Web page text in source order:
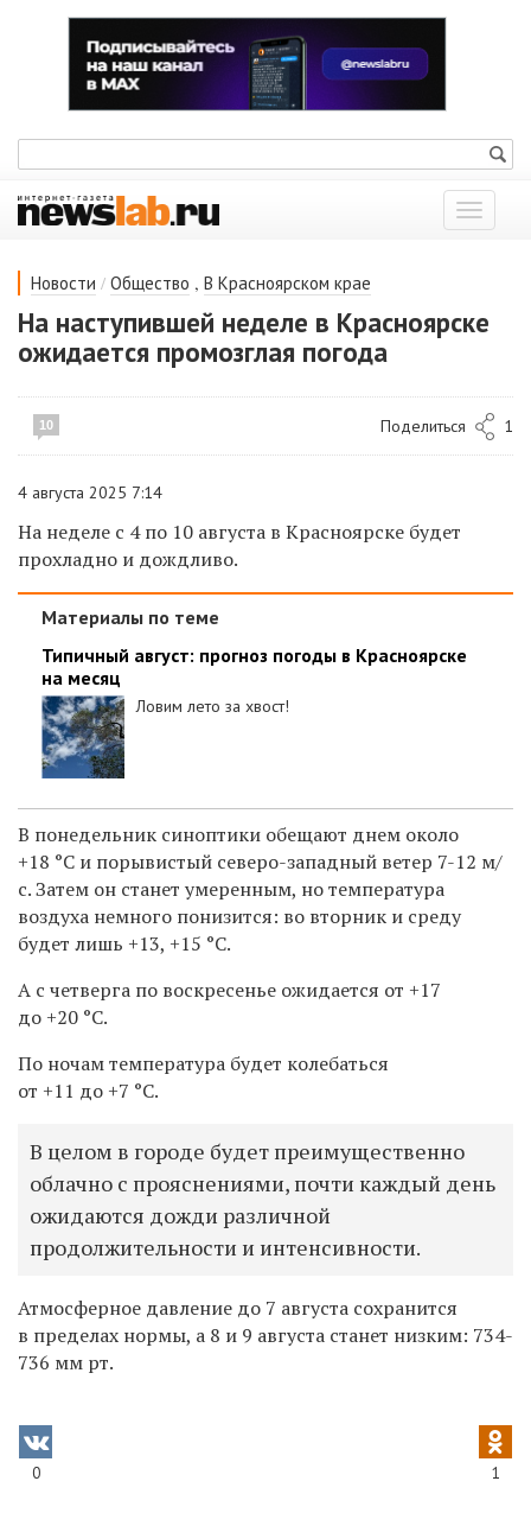
Показать
меню
Новости / Общество , В Красноярском крае
На наступившей неделе в Красноярске
ожидается промозглая погода
10 Поделиться 1
4 августа 2025 7:14
На неделе с 4 по 10 августа в Красноярске будет
прохладно и дождливо.
Материалы по теме
Типичный август: прогноз погоды в Красноярске
на месяц
Ловим лето за хвост!
В понедельник синоптики обещают днем около
+18 °C и порывистый северо-западный ветер 7-12 м/
с.Затем он станет умеренным, но температура
воздуха немного понизится: во вторник и среду
будет лишь +13, +15 °C.
А с четверга по воскресенье ожидается от +17
до +20 °C.
По ночам температура будет колебаться
от +11 до +7 °C.
В целом в городе будет преимущественно
облачно с прояснениями, почти каждый день
ожидаются дожди различной
продолжительности и интенсивности.
Атмосферное давление до 7 августа сохранится
в пределах нормы, а 8 и 9 августа станет низким: 734-
736 мм рт.
0 1